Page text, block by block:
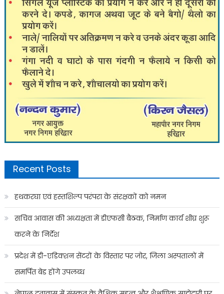
Recent Posts
हथकरघा एवं हस्तशिल्प परंपरा के संरक्षकों को नमन
सचिव आवास की अध्यक्षता में डीएफसी बैठक, निर्माण कार्य शीघ्र शुरू
करने के निर्देश
प्रदेश में डी-एडिक्शन सेंटरों के विस्तार पर जोर, जिला अस्पतालों में
समर्पित बेड होंगे उपलब्ध